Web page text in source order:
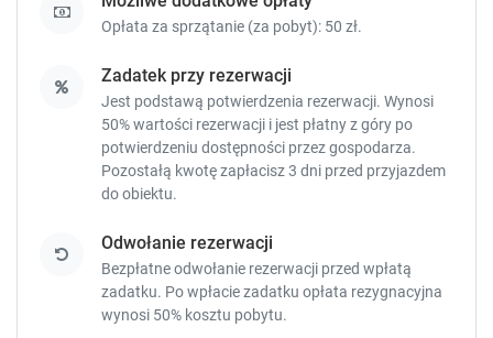
g
g
e
t
h
e
k
e
a
r
d
Opłata za sprzątanie (za pobyt): 50 zł.
Zadatek przy rezerwacji
Jest podstawą potwierdzenia rezerwacji. Wynosi
50% wartości rezerwacji i jest płatny z góry po
potwierdzeniu dostępności przez gospodarza.
Pozostałą kwotę zapłacisz3 dni przed przyjazdem
do obiektu.
Odwołanie rezerwacji
Bezpłatne odwołanie rezerwacji przed wpłatą
zadatku. Po wpłacie zadatku opłata rezygnacyjna
wynosi 50% kosztu pobytu.